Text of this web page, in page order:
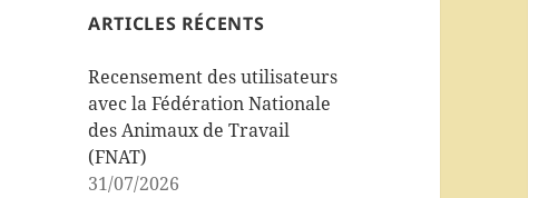
ARTICLES RÉCENTS
Recensement des utilisateurs
avec la Fédération Nationale
des Animaux de Travail
(FNAT)
31/07/2026